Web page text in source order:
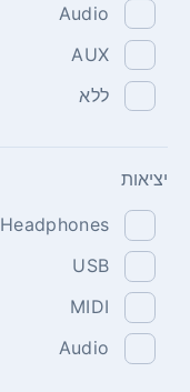
Audio
AUX
ללא
יציאות
Headphones
USB
MIDI
Audio